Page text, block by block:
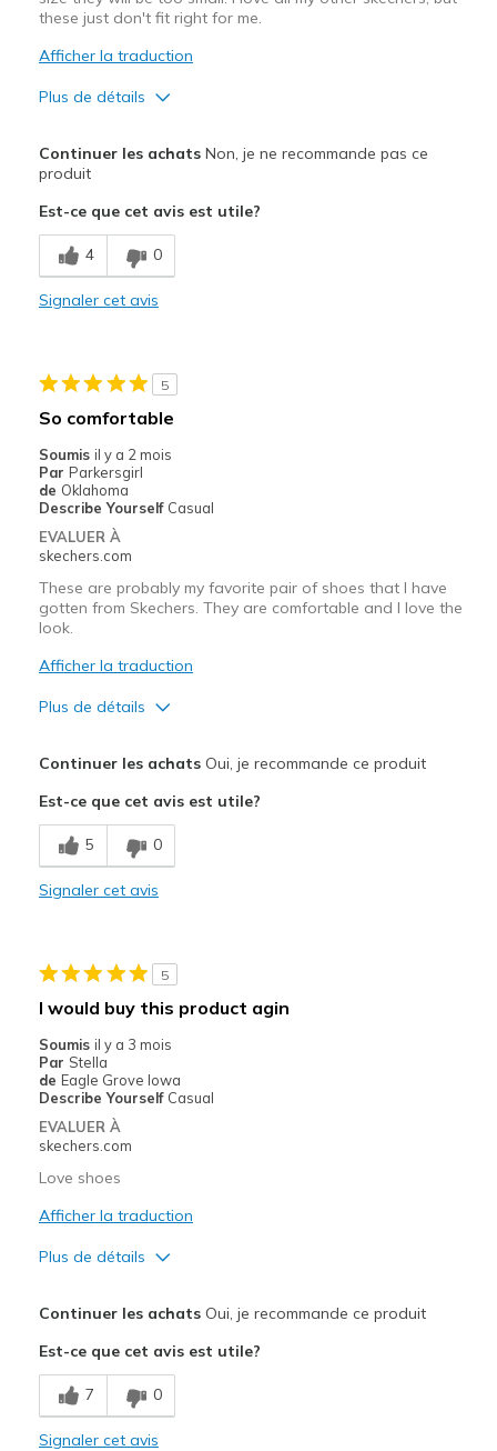
these just don't fit right for me.
Afficher la traduction
Plus de détails
Sizing
Feels true to size
Continuer les achatsNon, je ne recommande pas ce
produit
Est-ce que cet avis est utile?
4 0
Signaler cet avis
5
So comfortable
Soumis il y a 2 mois
Par Parkersgirl
de Oklahoma
Describe Yourself Casual
EVALUER À
skechers.com
These are probably my favorite pair of shoes that I have
gotten from Skechers. They are comfortable and I love the
look.
Afficher la traduction
Plus de détails
Breathe Well
Comfortable
Width
Feels true to width
Sizing
Feels true to size
View On Shoes
Continuer les achatsOui, je recommande ce produit
Est-ce que cet avis est utile?
5 0
Signaler cet avis
5
I would buy this product agin
Soumis il y a 3 mois
Par Stella
de Eagle Grove Iowa
Describe Yourself Casual
EVALUER À
skechers.com
Love shoes
Afficher la traduction
Plus de détails
Comfortable
Stylish
Continuer les achatsOui, je recommande ce produit
Est-ce que cet avis est utile?
7 0
Signaler cet avis